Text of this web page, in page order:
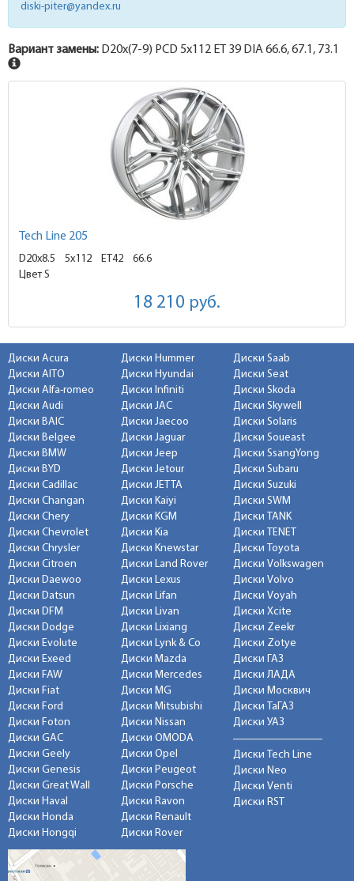
diski-piter@yandex.ru
Вариант замены: D20x(7-9) PCD 5x112 ET 39 DIA 66.6, 67.1, 73.1
Tech Line 205
D20x8.5 5x112 ET42
66.6
Цвет S
18 210 руб.
Диски Acura
Диски AITO
Диски Alfa-romeo
Диски Audi
Диски BAIC
Диски Belgee
Диски BMW
Диски BYD
Диски Cadillac
Диски Changan
Диски Chery
Диски Chevrolet
Диски Chrysler
Диски Citroen
Диски Daewoo
Диски Datsun
Диски DFM
Диски Dodge
Диски Evolute
Диски Exeed
Диски FAW
Диски Fiat
Диски Ford
Диски Foton
Диски GAC
Диски Geely
Диски Genesis
Диски Great Wall
Диски Haval
Диски Honda
Диски Hongqi
Диски Hummer
Диски Hyundai
Диски Infiniti
Диски JAC
Диски Jaecoo
Диски Jaguar
Диски Jeep
Диски Jetour
Диски JETTA
Диски Kaiyi
Диски KGM
Диски Kia
Диски Knewstar
Диски Land Rover
Диски Lexus
Диски Lifan
Диски Livan
Диски Lixiang
Диски Lynk & Co
Диски Mazda
Диски Mercedes
Диски MG
Диски Mitsubishi
Диски Nissan
Диски OMODA
Диски Opel
Диски Peugeot
Диски Porsche
Диски Ravon
Диски Renault
Диски Rover
Диски Saab
Диски Seat
Диски Skoda
Диски Skywell
Диски Solaris
Диски Soueast
Диски SsangYong
Диски Subaru
Диски Suzuki
Диски SWM
Диски TANK
Диски TENET
Диски Toyota
Диски Volkswagen
Диски Volvo
Диски Voyah
Диски Xcite
Диски Zeekr
Диски Zotye
Диски ГАЗ
Диски ЛАДА
Диски Москвич
Диски ТаГАЗ
Диски УАЗ
Диски Tech Line
Диски Neo
Диски Venti
Диски RST